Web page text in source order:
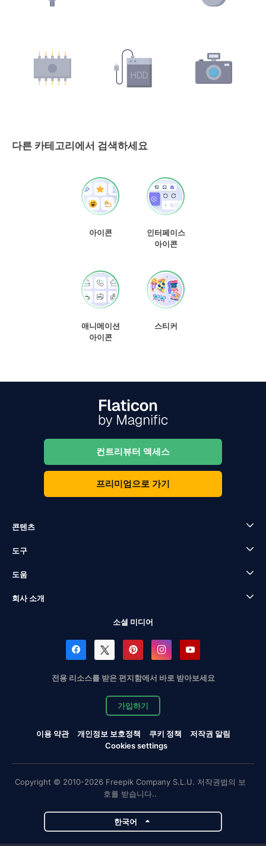
다른 카테고리에서 검색하세요
아이콘
인터페이스
아이콘
애니메이션
아이콘
스티커
컨트리뷰터 액세스
프리미엄으로 가기
콘텐츠
도구
도움
회사 소개
소셜 미디어
전용 리소스를 받은 편지함에서 바로 받아보세요
가입하기
이용 약관 개인정보 보호정책 쿠키 정책
저작권 알림
Cookies settings
Copyright © 2010-2026 Freepik Company S.L.U. 저작권법의 보
호를 받습니다..
한국어